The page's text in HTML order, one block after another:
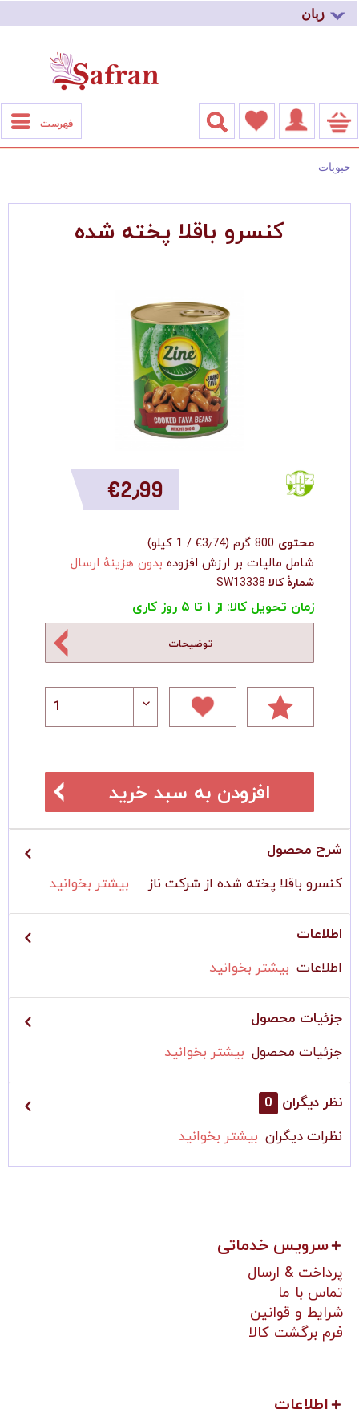
زبان
فهرست
حبوبات
کنسرو باقلا پخته شده
‎€2٫99
محتوی 800 گرم (‎€3٫74 / 1 کیلو
)
شامل مالیات بر ارزش افزوده بدون هزینهٔ ارسال
شمارهٔ کالا SW13338
زمان تحویل کالا: از ۱ تا ۵ روز کاری
توضیحات
افزودن به سبد خرید
شرح محصول
کنسرو باقلا پخته شده از شرکت ناز
بیشتر بخوانید
اطلاعات
اطلاعات بیشتر بخوانید
جزئیات محصول
جزئیات محصول بیشتر بخوانید
نظر دیگران 0
نظرات دیگران بیشتر بخوانید
سرویس خدماتی
پرداخت & ارسال
تماس با ما
شرایط و قوانین
فرم برگشت کالا
اطلاعات